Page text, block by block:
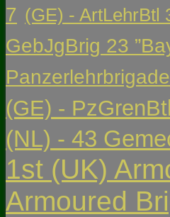
7 (GE) - ArtLehrBtl
GebJgBrig 23
(GE) -
(NL) - 43
1st (UK)
Armoured